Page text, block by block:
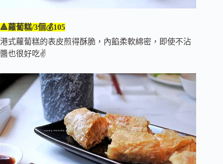
🔺蘿蔔糕/3個💰105
港式蘿蔔糕的表皮煎得酥脆，內餡柔軟綿密，即使不沾
醬也很好吃✌️